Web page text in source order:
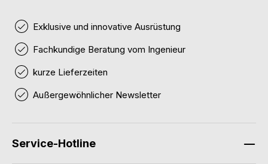
Exklusive und innovative Ausrüstung
Fachkundige Beratung vom Ingenieur
kurze Lieferzeiten
Außergewöhnlicher Newsletter
Service-Hotline